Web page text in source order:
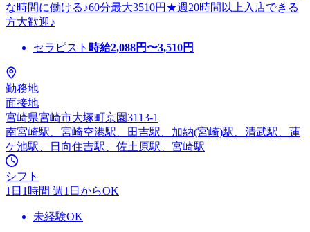
な時間に働ける♪60分最大3510円★週20時間以上入店できる
方大歓迎♪
セラピスト 時給2,088円〜3,510円
勤務地
面接地
宮崎県宮崎市大塚町京園3113-1
南宮崎駅、宮崎空港駅、田吉駅、加納(宮崎)駅、清武駅、蓮
ケ池駅、日向住吉駅、佐土原駅、宮崎駅
シフト
1日1時間 週1日からOK
未経験OK